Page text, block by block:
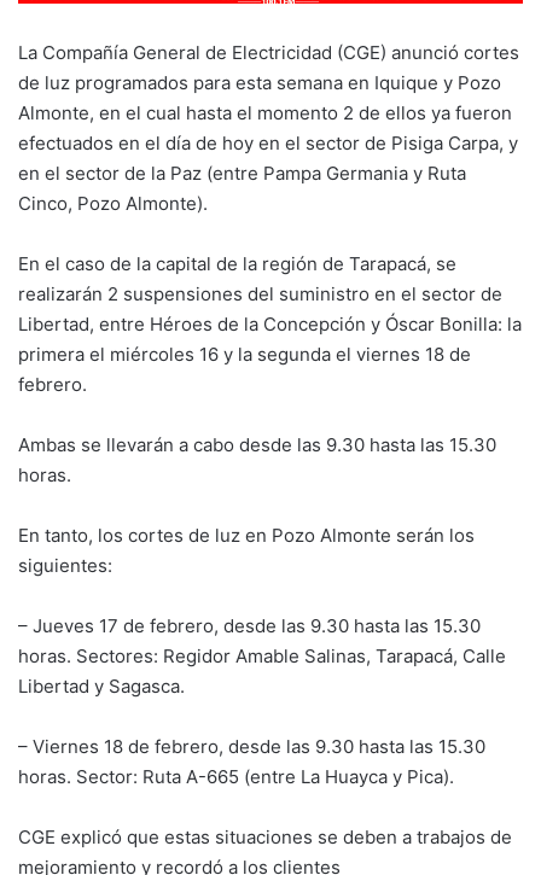
La Compañía General de Electricidad (CGE) anunció cortes
de luz programados para esta semana en Iquique y Pozo
Almonte, en el cual hasta el momento 2 de ellos ya fueron
efectuados en el día de hoy en el sector de Pisiga Carpa, y
en el sector de la Paz (entre Pampa Germania y Ruta
Cinco, Pozo Almonte).
En el caso de la capital de la región de Tarapacá, se
realizarán 2 suspensiones del suministro en el sector de
Libertad, entre Héroes de la Concepción y Óscar Bonilla: la
primera el miércoles 16 y la segunda el viernes 18 de
febrero.
Ambas se llevarán a cabo desde las 9.30 hasta las 15.30
horas.
En tanto, los cortes de luz en Pozo Almonte serán los
siguientes:
– Jueves 17 de febrero, desde las 9.30 hasta las 15.30
horas. Sectores: Regidor Amable Salinas, Tarapacá, Calle
Libertad y Sagasca.
– Viernes 18 de febrero, desde las 9.30 hasta las 15.30
horas. Sector: Ruta A-665 (entre La Huayca y Pica).
CGE explicó que estas situaciones se deben a trabajos de
mejoramiento y recordó a los clientes